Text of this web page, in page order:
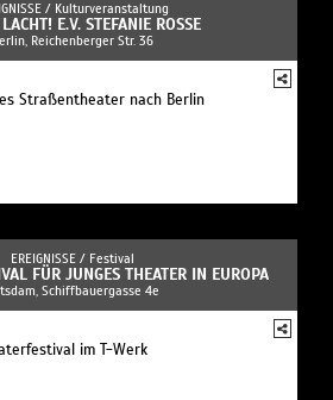
/ Kulturveranstaltung
E.V. STEFANIE ROSSE
Reichenberger Str. 36
Straßentheater nach Berlin
EREIGNISSE / Festival
FÜR JUNGES THEATER IN EUROPA
Schiffbauergasse 4e
im T-Werk